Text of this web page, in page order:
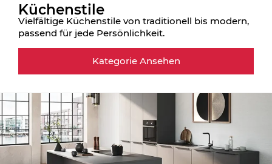
Küchenstile
Vielfältige Küchenstile von traditionell bis modern,
passend für jede Persönlichkeit.
Kategorie Ansehen